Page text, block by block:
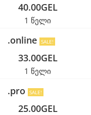
40.00GEL
1 წელი
.online SALE!
33.00GEL
1 წელი
.pro SALE!
25.00GEL